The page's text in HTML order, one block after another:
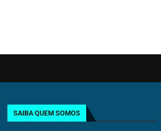
SAIBA QUEM SOMOS